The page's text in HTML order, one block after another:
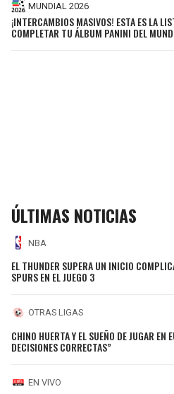
MUNDIAL 2026
¡INTERCAMBIOS MASIVOS! ESTA ES LA
COMPLETAR TU ÁLBUM PANINI DEL
ÚLTIMAS NOTICIAS
NBA
EL THUNDER SUPERA UN INICIO
SPURS EN EL JUEGO 3
OTRAS LIGAS
CHINO HUERTA Y EL SUEÑO DE JUGAR EN
DECISIONES CORRECTAS”
EN VIVO